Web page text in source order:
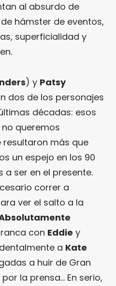
al absurdo de
hámster de eventos,
superficialidad y
) y Patsy
dos de los personajes
décadas: esos
queremos
más que
un espejo en los 90
a ser en el presente.
correr a
ver el salto a la
con Eddie y
a Kate
a huir de Gran
la prensa… En serio,